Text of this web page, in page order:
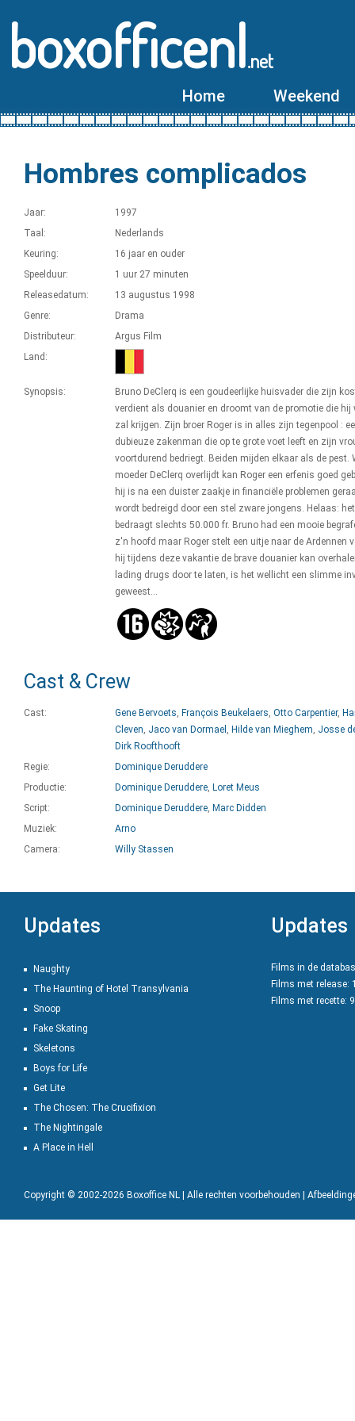
boxofficenl.net
Home Weekend
Hombres complicados
Jaar:
1997
Taal:
Nederlands
Keuring:
16 jaar en ouder
Speelduur:
1 uur 27 minuten
Releasedatum:
13 augustus 1998
Genre:
Drama
Distributeur:
Argus Film
Land:
Synopsis:
Bruno DeClerq is een goudeerlijke huisvader die zijn
verdient als douanier en droomt van de promotie die hij
zal krijgen. Zijn broer Roger is in alles zijn tegenpool :
dubieuze zakenman die op te grote voet leeft en zijn
voortdurend bedriegt. Beiden mijden elkaar als de pest.
moeder DeClerq overlijdt kan Roger een erfenis goed
hij is na een duister zaakje in financiële problemen
wordt bedreigd door een stel zware jongens. Helaas:
bedraagt slechts 50.000 fr. Bruno had een mooie
z'n hoofd maar Roger stelt een uitje naar de Ardennen
hij tijdens deze vakantie de brave douanier kan
lading drugs door te laten, is het wellicht een slimme
geweest...
Cast & Crew
Cast: Gene Bervoets, François Beukelaers, Otto Carpentier,
Cleven, Jaco van Dormael , Hilde van Mieghem, Josse
Dirk Roofthooft
Regie:
Dominique Deruddere
Productie:
Dominique Deruddere, Loret Meus
Script:
Dominique Deruddere, Marc Didden
Muziek:
Arno
Camera:
Willy Stassen
Updates
Naughty
The Haunting of Hotel Transylvania
Snoop
Fake Skating
Skeletons
Boys for Life
Get Lite
The Chosen: The Crucifixion
The Nightingale
A Place in Hell
Updates
Films in de
Films met release:
Films met recette:
Copyright © 2002-2026 Boxoffice NL | Alle rechten voorbehouden |